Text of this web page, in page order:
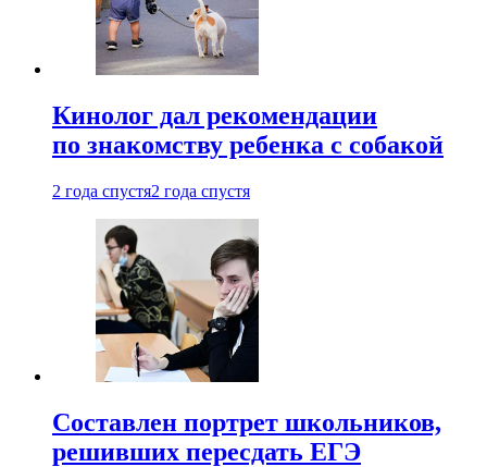
Кинолог дал рекомендации
по знакомству ребенка с собакой
2 года спустя2 года спустя
Составлен портрет школьников,
решивших пересдать ЕГЭ